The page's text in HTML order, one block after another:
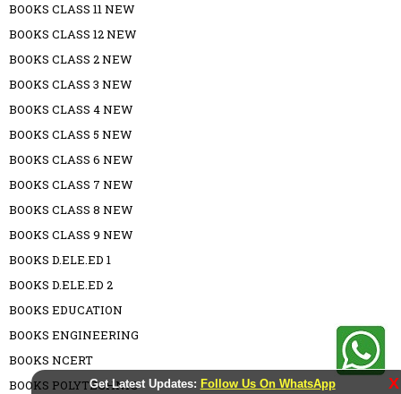
Get Latest Updates: Follow Us On WhatsApp X
BOOKS CLASS 11 NEW
BOOKS CLASS 12 NEW
BOOKS CLASS 2 NEW
BOOKS CLASS 3 NEW
BOOKS CLASS 4 NEW
BOOKS CLASS 5 NEW
BOOKS CLASS 6 NEW
BOOKS CLASS 7 NEW
BOOKS CLASS 8 NEW
BOOKS CLASS 9 NEW
BOOKS D.ELE.ED 1
BOOKS D.ELE.ED 2
BOOKS EDUCATION
BOOKS ENGINEERING
BOOKS NCERT
BOOKS POLYTECHNIC